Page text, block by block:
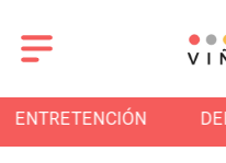
ENTRETENCIÓN